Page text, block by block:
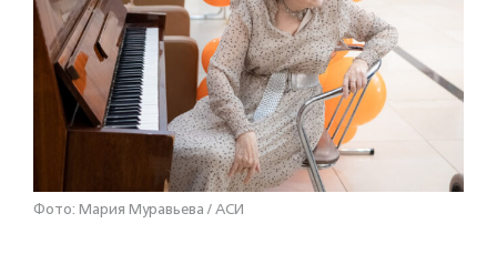
Фото: Мария Муравьева / АСИ